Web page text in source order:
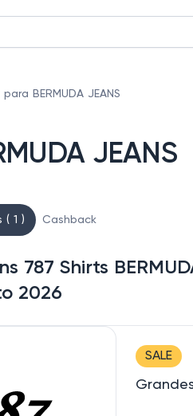
BERMUDA JEANS
JEANS
( 1 ) Cashback
787 Shirts
2026
SALE